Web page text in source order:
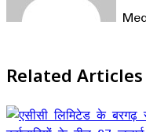
Related Articles